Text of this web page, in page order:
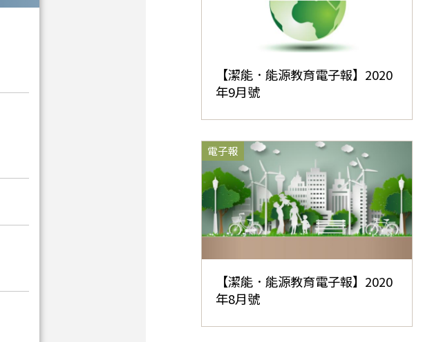
【潔能．能源教育電子報】2020
年9月號
電子報
【潔能．能源教育電子報】2020
年8月號